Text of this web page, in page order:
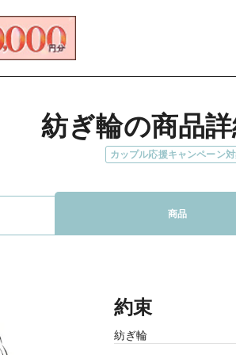
紡ぎ輪の商品
カップル応援キャンペーン
商品
約束
紡ぎ輪